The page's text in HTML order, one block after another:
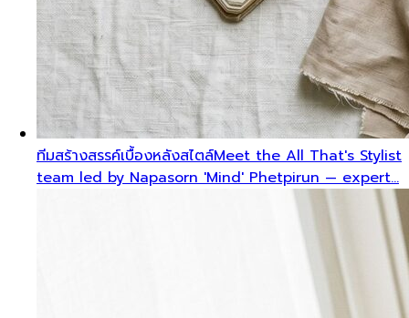
ทีมสร้างสรรค์เบื้องหลังสไตล์Meet the All That's Stylist
team led by Napasorn 'Mind' Phetpirun — expert…